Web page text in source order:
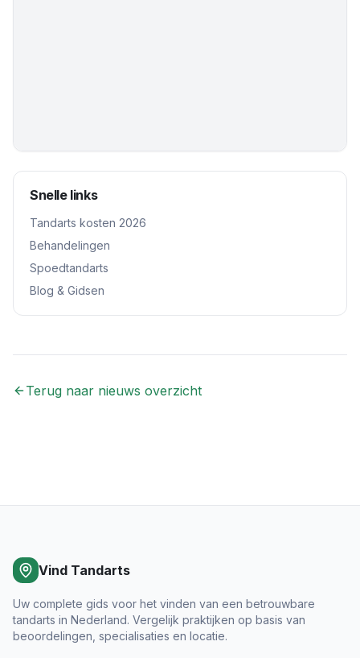
Snelle links
Tandarts kosten 2026
Behandelingen
Spoedtandarts
Blog & Gidsen
Terug naar nieuws overzicht
Vind Tandarts
Uw complete gids voor het vinden van een betrouwbare
tandarts in Nederland. Vergelijk praktijken op basis van
beoordelingen, specialisaties en locatie.